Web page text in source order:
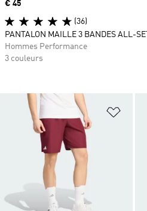
Prix
€ 45
(36)
PANTALON MAILLE 3 BANDES ALL-
Hommes Performance
3 couleurs